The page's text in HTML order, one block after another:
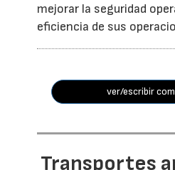
mejorar la seguridad
eficiencia de sus
ver/escribir
Transportes